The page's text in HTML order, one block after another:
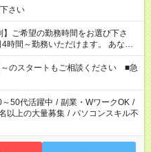
さい
ご希望の勤務時間をお選び下さ
～勤務いただけます。 あなた
務時間で働きましょう。 その他の
。お気軽にご相談下さい。
のスタートもご相談ください ■急
～50代活躍中 / 副業・WワークOK /
以上の大量募集 / パソコンスキル不